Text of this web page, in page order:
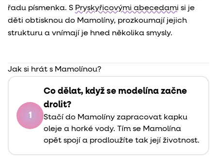
řadu písmenka. S Pryskyřicovými abecedami si je
děti obtisknou do Mamolíny, prozkoumají jejich
strukturu a vnímají je hned několika smysly.
Jak si hrát s Mamolínou?
1
Co dělat, když se modelína začne
drolit?
Stačí do Mamolíny zapracovat kapku
oleje a horké vody. Tím se Mamolína
opět spojí a prodloužíte tak její životnost.